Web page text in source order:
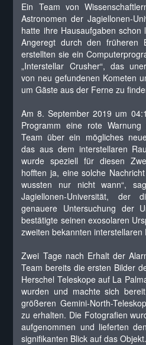
Ein Team von
Astronomen der Jagiellonen-
hatte ihre Hausaufgaben
Angeregt durch den früheren
erstellten sie ein
„Interstellar Crusher“, das
von neu gefundenen Kometen
um Gäste aus der Ferne zu
Am 8. September 2019 um
Programm eine rote
Team über ein mögliches
das aus dem interstellaren
wurde speziell für diesen
hofften ja, eine solche
wussten nur nicht wann“,
Jagiellonen-Universität,
genauere Untersuchung der
bestätigte seinen exosolaren
zweiten bekannten interstellaren
Zwei Tage nach Erhalt der
Team bereits die ersten Bilder
Herschel Teleskope auf La
wurden und machte sich
größeren Gemini-North-
zu erhalten. Die Fotografien
aufgenommen und lieferten
signifikanten Blick auf das Objekt.